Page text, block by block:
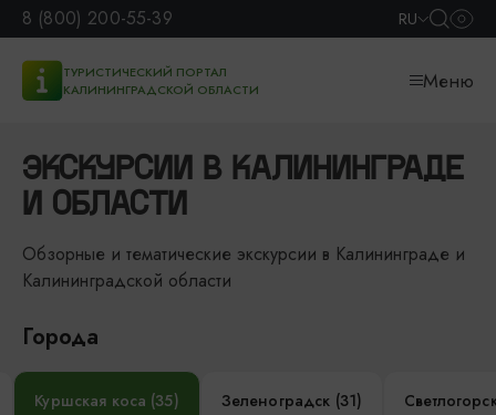
8 (800) 200-55-39 RU
ТУРИСТИЧЕСКИЙ ПОРТАЛ
КАЛИНИНГРАДСКОЙ ОБЛАСТИ
Меню
ЭКСКУРСИИ В КАЛИНИНГРАДЕ
И ОБЛАСТИ
Обзорные и тематические экскурсии в Калининграде и
Калининградской области
Города
Куршская коса (35) Зеленоградск (31)